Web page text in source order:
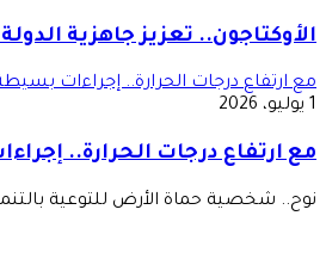
الأوكتاجون.. تعزيز جاهزية
مع ارتفاع درجات الحرارة.. إجراءات
1 يوليو، 2026
مع ارتفاع درجات الحرارة..
نوح.. شخصية حماة الأرض للتوعية